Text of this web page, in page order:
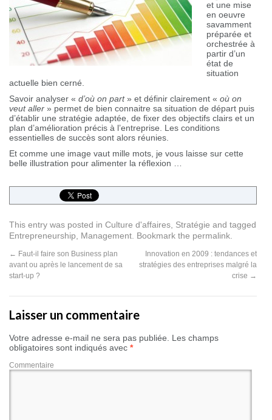
et une mise
en oeuvre
savamment
préparée et
orchestrée à
partir d’un
état de
situation
actuelle bien cerné.
Savoir analyser « d’où on part» et définir clairement « où on
veut aller » permet de bien connaitre sa situation de départ puis
d’établir une stratégie adaptée, de fixer des objectifs clairs et un
plan d’amélioration précis à l’entreprise. Les conditions
essentielles de succès sont alors réunies.
Et comme une image vaut mille mots, je vous laisse sur cette
belle illustration pour alimenter la réflexion …
This entry was posted in Culture d'affaires Stratégie and tagged
Entrepreneurship
Management . Bookmark the permalink
← Faut-il faire son Business plan
avant ou après le lancement de sa
start-up ?
Innovation en 2009 : tendances et
stratégies des entreprises malgré la
crise →
Laisser un commentaire
Votre adresse e-mail ne sera pas publiée.
Les champs
obligatoires sont indiqués avec *
Commentaire